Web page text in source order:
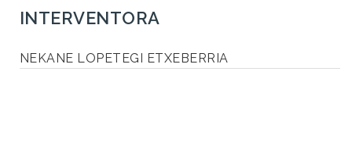
INTERVENTORA
NEKANE LOPETEGI ETXEBERRIA